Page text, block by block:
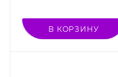
В КОРЗИНУ